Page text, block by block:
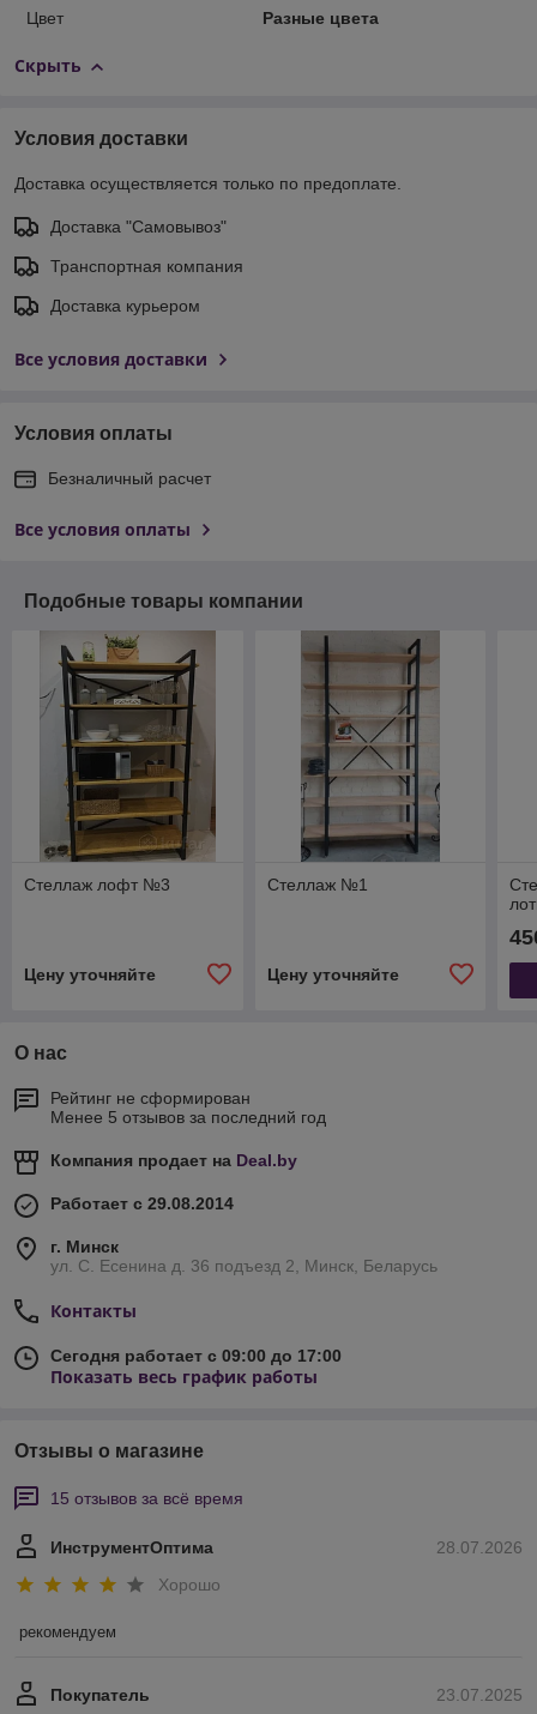
Цвет Разные цвета
Скрыть
Условия доставки
Доставка осуществляется только по предоплате.
Доставка "Самовывоз"
Транспортная компания
Доставка курьером
Все условия доставки
Условия оплаты
Безналичный расчет
Все условия оплаты
Подобные товары компании
Стеллаж лофт №3
Цену уточняйте
Стеллаж №1
Цену уточняйте
О нас
Рейтинг не сформирован
Менее 5 отзывов за последний год
Компания продает на Deal.by
Работает с 29.08.2014
г. Минск
ул. С. Есенина д. 36 подъезд 2, Минск, Беларусь
Контакты
Сегодня работает с 09:00 до 17:00
Показать весь график работы
Отзывы о магазине
15 отзывов за всё время
28.07.2026
ИнструментОптима
Хорошо
рекомендуем
23.07.2025
Покупатель